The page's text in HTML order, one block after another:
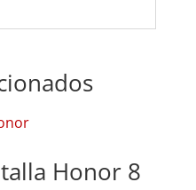
Honor 8